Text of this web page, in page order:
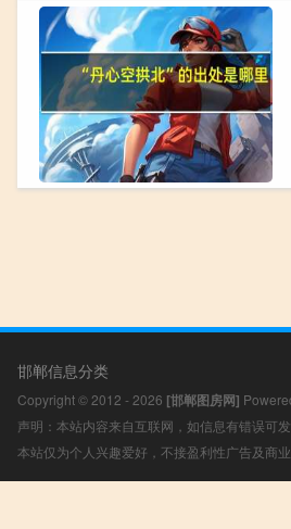
邯郸信息分类
Copyright © 2012 - 2026 [邯郸图房网]
声明：本站内容来自互联网，如信息有错误可
本站仅为个人兴趣爱好，不接盈利性广告及商